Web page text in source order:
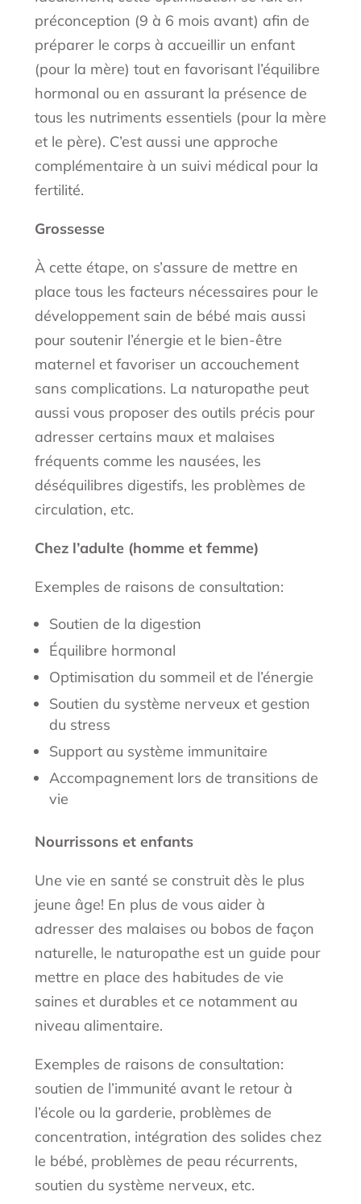
préconception (9 à 6 mois avant) afin de
préparer le corps à accueillir un enfant
(pour la mère) tout en favorisant l’équilibre
hormonal ou en assurant la présence de
tous les nutriments essentiels (pour la mère
et le père). C’est aussi une approche
complémentaire à un suivi médical pour la
fertilité.
Grossesse
À cette étape, on s’assure de mettre en
place tous les facteurs nécessaires pour le
développement sain de bébé mais aussi
pour soutenir l’énergie et le bien-être
maternel et favoriser un accouchement
sans complications. La naturopathe peut
aussi vous proposer des outils précis pour
adresser certains maux et malaises
fréquents comme les nausées, les
déséquilibres digestifs, les problèmes de
circulation, etc.
Chez l’adulte (homme et femme)
Exemples de raisons de consultation:
Soutien de la digestion
Équilibre hormonal
Optimisation du sommeil et de l’énergie
Soutien du système nerveux et gestion
du stress
Support au système immunitaire
Accompagnement lors de transitions de
vie
Nourrissons et enfants
Une vie en santé se construit dès le plus
jeune âge! En plus de vous aider à
adresser des malaises ou bobos de façon
naturelle, le naturopathe est un guide pour
mettre en place des habitudes de vie
saines et durables et ce notamment au
niveau alimentaire.
Exemples de raisons de consultation:
soutien de l’immunité avant le retour à
l’école ou la garderie, problèmes de
concentration, intégration des solides chez
le bébé, problèmes de peau récurrents,
soutien du système nerveux, etc.